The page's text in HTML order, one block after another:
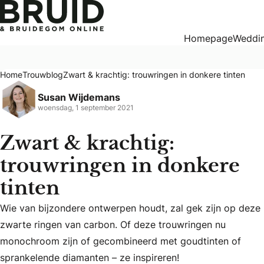
Zwart & krachtig: trouwringen in donkere tinten
Homepage
HomeTrouwblogZwart & krachtig: trouwringen in donkere tinten
Susan Wijdemans
woensdag, 1 september 2021
Zwart & krachtig:
trouwringen in donkere
tinten
Wie van bijzondere ontwerpen houdt, zal gek zijn op
Wie van bijzondere ontwerpen houdt, zal gek zijn op deze
zwarte ringen van carbon. Of deze trouwringen nu
monochroom zijn of gecombineerd met goudtinten of
sprankelende diamanten – ze inspireren!